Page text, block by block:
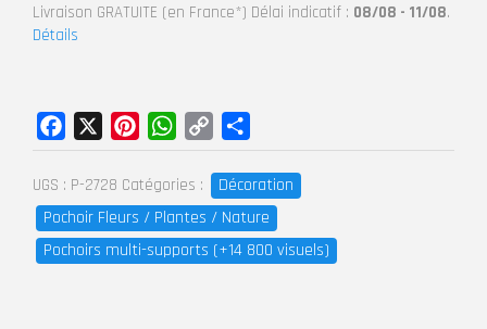
Livraison GRATUITE (en France*) Délai indicatif : 08/08 - 11/08.
Détails
UGS : P-2728 Catégories :
Décoration
Pochoir Fleurs / Plantes / Nature
Pochoirs multi-supports (+14 800 visuels)
Facebook PinterestWhatsApp
Copy
Link